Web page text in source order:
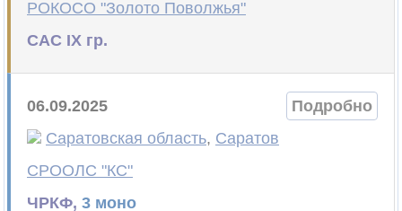
РОКОСО "Золото Поволжья"
САС IX гр.
06.09.2025
Подробно
Саратовская область, Саратов
СРООЛС "КС"
ЧРКФ, 3 моно